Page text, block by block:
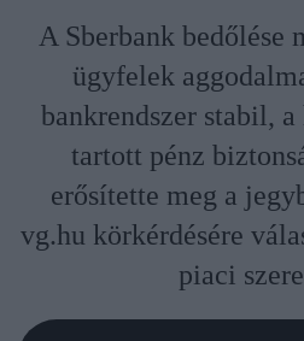
A Sberbank bedőlése
ügyfelek
bankrendszer stabil,
tartott pénz
erősítette meg a
vg.hu körkérdésére
piaci